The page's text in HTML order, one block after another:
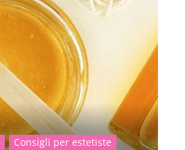
Consigli per estetiste